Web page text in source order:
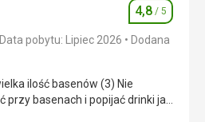
4,0/ 5
Ocena
4,8 / 5
Data pobytu: Lipiec 2026
Dodana
ilość basenów (3) Nie
basenach i popijać drinki jak